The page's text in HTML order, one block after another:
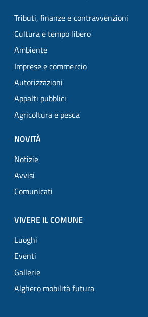
Tributi, finanze e contravvenzioni
Cultura e tempo libero
Ambiente
Imprese e commercio
Autorizzazioni
Appalti pubblici
Agricoltura e pesca
NOVITÀ
Notizie
Avvisi
Comunicati
VIVERE IL COMUNE
Luoghi
Eventi
Gallerie
Alghero mobilità futura